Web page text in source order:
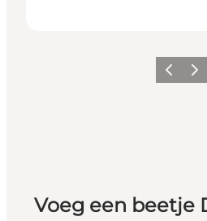
Vorige
Voeg een beetje